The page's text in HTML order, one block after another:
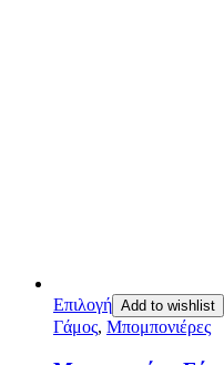
Επιλογή Add to wishlist
Γάμος, Μπομπονιέρες